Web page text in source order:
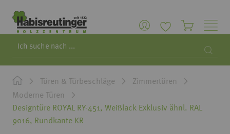
Türen & Türbeschläge
Zimmertüren
Moderne Türen
Designtüre ROYAL RY-451, Weißlack Exklusiv ähnl. RAL
9016, Rundkante KR